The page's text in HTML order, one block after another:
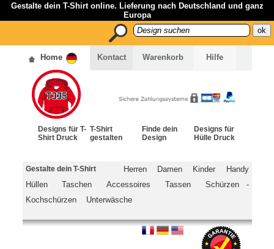
Gestalte dein T-Shirt online. Lieferung nach Deutschland und ganz
Europa
Home Kontact Warenkorb Hilfe
Designs für T-
Shirt Druck
T-Shirt
gestalten
Finde dein
Design
Designs für
Hülle Druck
Gestalte dein T-Shirt Herren Damen Kinder
Handy
Hüllen
Taschen Accessoires Tassen
Schürzen -
Kochschürzen
Unterwäsche